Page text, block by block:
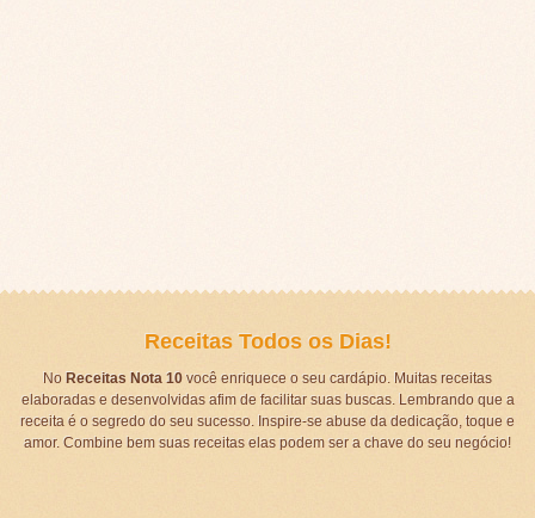
Receitas Todos os Dias!
No Receitas Nota 10você enriquece o seu cardápio. Muitas receitas
elaboradas e desenvolvidas afim de facilitar suas buscas. Lembrando que a
receita é o segredo do seu sucesso. Inspire-se abuse da dedicação, toque e
amor. Combine bem suas receitas elas podem ser a chave do seu negócio!